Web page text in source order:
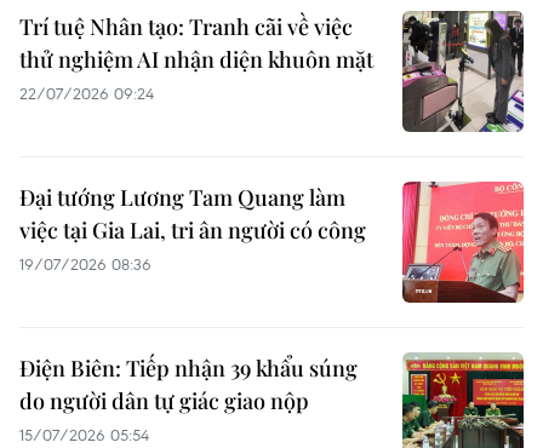
Trí tuệ Nhân tạo: Tranh cãi về việc
thử nghiệm AI nhận diện khuôn mặt
22/07/2026 09:24
Đại tướng Lương Tam Quang làm
việc tại Gia Lai, tri ân người có công
19/07/2026 08:36
Điện Biên: Tiếp nhận 39 khẩu súng
do người dân tự giác giao nộp
15/07/2026 05:54